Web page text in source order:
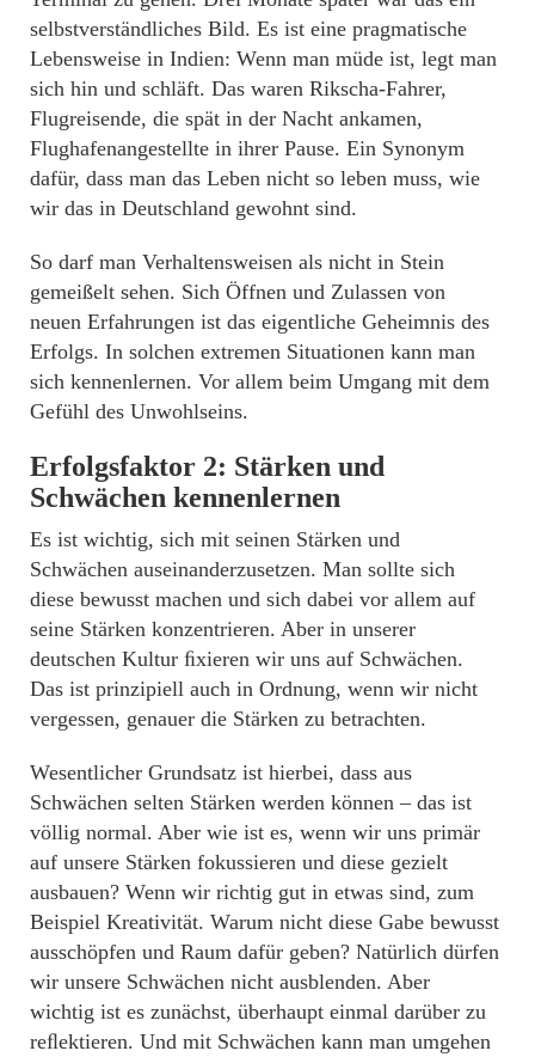
selbstverständliches Bild. Es ist eine pragmatische
Lebensweise in Indien: Wenn man müde ist, legt man
sich hin und schläft. Das waren Rikscha-Fahrer,
Flugreisende, die spät in der Nacht ankamen,
Flughafenangestellte in ihrer Pause. Ein Synonym
dafür, dass man das Leben nicht so leben muss, wie
wir das in Deutschland gewohnt sind.
So darf man Verhaltensweisen als nicht in Stein
gemeißelt sehen. Sich Öffnen und Zulassen von
neuen Erfahrungen ist das eigentliche Geheimnis des
Erfolgs. In solchen extremen Situationen kann man
sich kennenlernen. Vor allem beim Umgang mit dem
Gefühl des Unwohlseins.
Erfolgsfaktor 2: Stärken und
Schwächen kennenlernen
Es ist wichtig, sich mit seinen Stärken und
Schwächen auseinanderzusetzen. Man sollte sich
diese bewusst machen und sich dabei vor allem auf
seine Stärken konzentrieren. Aber in unserer
deutschen Kultur ﬁxieren wir uns auf Schwächen.
Das ist prinzipiell auch in Ordnung, wenn wir nicht
vergessen, genauer die Stärken zu betrachten.
Wesentlicher Grundsatz ist hierbei, dass aus
Schwächen selten Stärken werden können – das ist
völlig normal. Aber wie ist es, wenn wir uns primär
auf unsere Stärken fokussieren und diese gezielt
ausbauen? Wenn wir richtig gut in etwas sind, zum
Beispiel Kreativität. Warum nicht diese Gabe bewusst
ausschöpfen und Raum dafür geben? Natürlich dürfen
wir unsere Schwächen nicht ausblenden. Aber
wichtig ist es zunächst, überhaupt einmal darüber zu
reﬂektieren. Und mit Schwächen kann man umgehen